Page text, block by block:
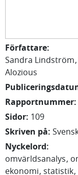
Författare:
Sandra Lindström
Alozious
Rapportnummer:
Sidor: 109
Skriven på:
Nyckelord:
omvärldsanalys
ekonomi statistik